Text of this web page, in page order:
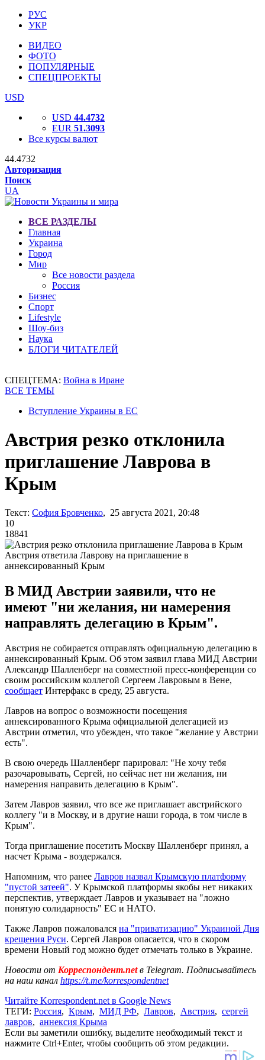
РУС
УКР
ВИДЕО
ФОТО
ПОПУЛЯРНЫЕ
СПЕЦПРОЕКТЫ
USD
USD 44.4732
EUR 51.3093
Все курсы валют
44.4732
Авторизация
Поиск
UA
ВСЕ РАЗДЕЛЫ
Главная
Украина
Город
Мир
Все новости раздела
Россия
Бизнес
Спорт
Lifestyle
Шоу-биз
Наука
БЛОГИ ЧИТАТЕЛЕЙ
СПЕЦТЕМА: Война в Иране
ВСЕ ТЕМЫ
Вступление Украины в ЕС
Австрия резко отклонила
приглашение Лаврова в
Крым
Текст: София Бровченко, 25 августа 2021, 20:48
10
18841
Австрия ответила Лаврову на приглашение в
аннексированный Крым
В МИД Австрии заявили, что не
имеют "ни желания, ни намерения
направлять делегацию в Крым".
Австрия не собирается отправлять официальную делегацию в
аннексированный Крым. Об этом заявил глава МИД Австрии
Александр Шалленберг на совместной пресс-конференции со
своим российским коллегой Сергеем Лавровым в Вене,
сообщает Интерфакс в среду, 25 августа.
Лавров на вопрос о возможности посещения
аннексированного Крыма официальной делегацией из
Австрии отметил, что убежден, что такое "желание у Австрии
есть".
В свою очередь Шалленберг парировал: "Не хочу тебя
разочаровывать, Сергей, но сейчас нет ни желания, ни
намерения направить делегацию в Крым".
Затем Лавров заявил, что все же приглашает австрийского
коллегу "и в Москву, и в другие наши города, в том числе в
Крым".
Тогда приглашение посетить Москву Шалленберг принял, а
насчет Крыма - воздержался.
Напомним, что ранее Лавров назвал Крымскую платформу
"пустой затеей". У Крымской платформы якобы нет никаких
перспектив, утверждает Лавров и указывает на "ложно
понятую солидарность" ЕС и НАТО.
Также Лавров пожаловался на "приватизацию" Украиной Дня
крещения Руси. Сергей Лавров опасается, что в скором
времени Новый год можно будет отмечать только в Украине.
Новости от Корреспондент.netв Telegram. Подписывайтесь
на наш канал https://t.me/korrespondentnet
Читайте Korrespondent.net в Google News
ТЕГИ: Россия, Крым, МИД РФ, Лавров, Австрия, сергей
лавров, аннексия Крыма
Если вы заметили ошибку, выделите необходимый текст и
нажмите Ctrl+Enter, чтобы сообщить об этом редакции.